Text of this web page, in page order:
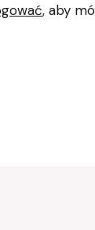
, aby